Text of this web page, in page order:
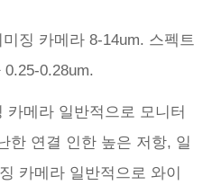
징 카메라 8-14um. 스펙트
0.28um.
메라 일반적으로 모니터
한 연결 인한 높은 저항, 일
카메라 일반적으로 와이